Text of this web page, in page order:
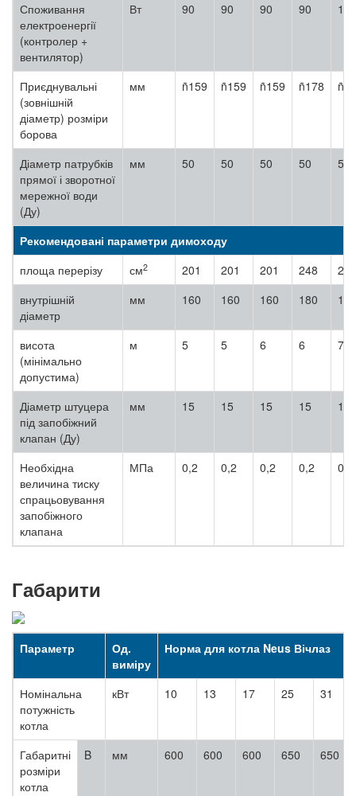
Споживання
електроенергії
(контролер +
вентилятор)
Вт 90 90 90 90 110
Приєднувальні
(зовнішній
діаметр) розміри
борова
мм ñ159 ñ159 ñ159 ñ178
Діаметр патрубків
прямої і зворотної
мережної води
(Ду)
мм 50 50 50 50 50
Рекомендовані параметри димоходу
площа перерізу
см2 201 201 201 248
248
внутрішній
діаметр
мм 160 160 160 180 180
висота
(мінімально
допустима)
м 5 5 6 6 7
Діаметр штуцера
під запобіжний
клапан (Ду)
мм 15 15 15 15 15
Необхідна
величина тиску
спрацьовування
запобіжного
клапана
МПа 0,2 0,2 0,2 0,2 0,2
Габарити
Параметр
Од.
виміру
Норма для котла Neus Вічлаз
Номінальна
потужність
котла
кВт 10 13 17 25 31
Габаритні
розміри
котла
B мм 600 600 600 650 650